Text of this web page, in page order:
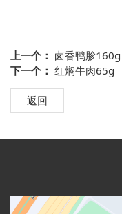
上一个： 卤香鸭胗160g
下一个：红焖牛肉65g
返回